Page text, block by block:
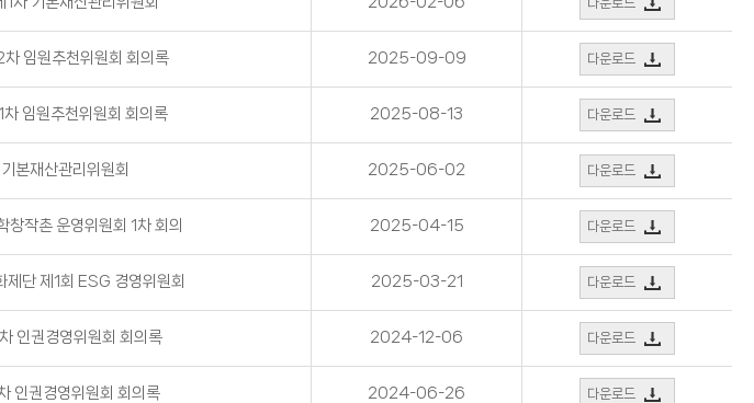
임원추천위원회 회의록 2025-09-09 다운로드
임원추천위원회 회의록 2025-08-13 다운로드
본재산관리위원회 2025-06-02 다운로드
작촌 운영위원회 1차 회의 2025-04-15 다운로드
단 제1회 ESG 경영위원회 2025-03-21 다운로드
인권경영위원회 회의록 2024-12-06 다운로드
인권경영위원회 회의록 2024-06-26 다운로드